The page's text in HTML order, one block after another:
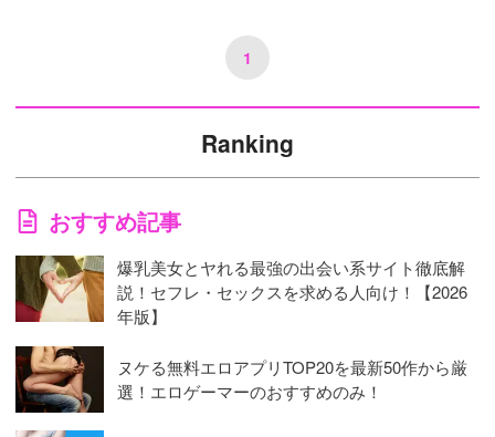
1
Ranking
おすすめ記事
爆乳美女とヤれる最強の出会い系サイト徹底解
説！セフレ・セックスを求める人向け！【2026
年版】
ヌケる無料エロアプリTOP20を最新50作から厳
選！エロゲーマーのおすすめのみ！